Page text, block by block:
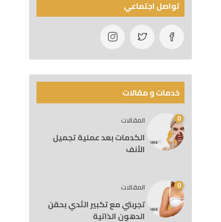
تواصل اجتماعي
خدمات و مقالات
0 المقالات
الكدمات بعد عملية تجميل
الأنف
0 المقالات
تجربتي مع تكبير الثدي بحقن
الدهون الذاتية